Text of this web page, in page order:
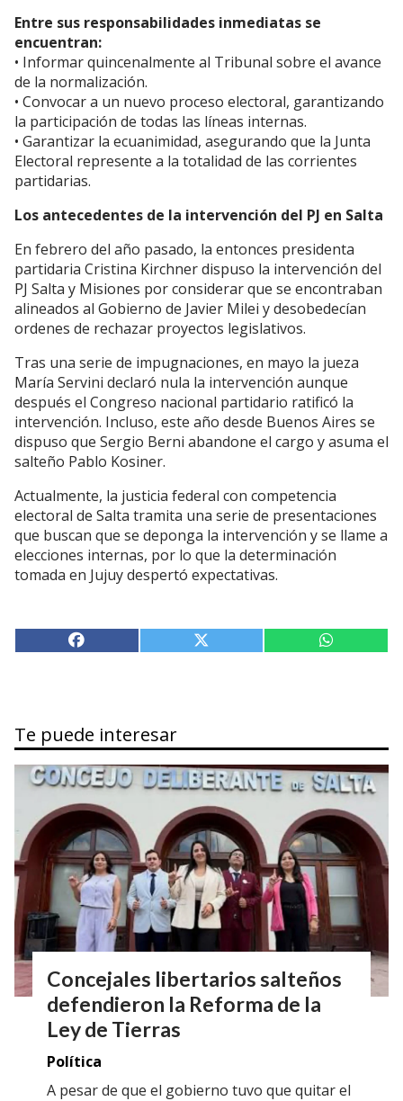
Entre sus responsabilidades inmediatas se
encuentran:
• Informar quincenalmente al Tribunal sobre el avance
de la normalización.
• Convocar a un nuevo proceso electoral, garantizando
la participación de todas las líneas internas.
• Garantizar la ecuanimidad, asegurando que la Junta
Electoral represente a la totalidad de las corrientes
partidarias.
Los antecedentes de la intervención del PJ en Salta
En febrero del año pasado, la entonces presidenta
partidaria Cristina Kirchner dispuso la intervención del
PJ Salta y Misiones por considerar que se encontraban
alineados al Gobierno de Javier Milei y desobedecían
ordenes de rechazar proyectos legislativos.
Tras una serie de impugnaciones, en mayo la jueza
María Servini declaró nula la intervención aunque
después el Congreso nacional partidario ratificó la
intervención. Incluso, este año desde Buenos Aires se
dispuso que Sergio Berni abandone el cargo y asuma el
salteño Pablo Kosiner.
Actualmente, la justicia federal con competencia
electoral de Salta tramita una serie de presentaciones
que buscan que se deponga la intervención y se llame a
elecciones internas, por lo que la determinación
tomada en Jujuy despertó expectativas.
Te puede interesar
Concejales libertarios salteños
defendieron la Reforma de la
Ley de Tierras
Política
A pesar de que el gobierno tuvo que quitar el